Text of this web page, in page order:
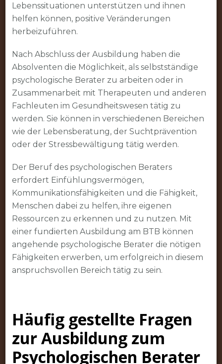
Lebenssituationen unterstützen und ihnen
helfen können, positive Veränderungen
herbeizuführen.
Nach Abschluss der Ausbildung haben die
Absolventen die Möglichkeit, als selbstständige
psychologische Berater zu arbeiten oder in
Zusammenarbeit mit Therapeuten und anderen
Fachleuten im Gesundheitswesen tätig zu
werden. Sie können in verschiedenen Bereichen
wie der Lebensberatung, der Suchtprävention
oder der Stressbewältigung tätig werden.
Der Beruf des psychologischen Beraters
erfordert Einfühlungsvermögen,
Kommunikationsfähigkeiten und die Fähigkeit,
Menschen dabei zu helfen, ihre eigenen
Ressourcen zu erkennen und zu nutzen. Mit
einer fundierten Ausbildung am BTB können
angehende psychologische Berater die nötigen
Fähigkeiten erwerben, um erfolgreich in diesem
anspruchsvollen Bereich tätig zu sein.
Häufig gestellte Fragen
zur Ausbildung zum
Psychologischen Berater